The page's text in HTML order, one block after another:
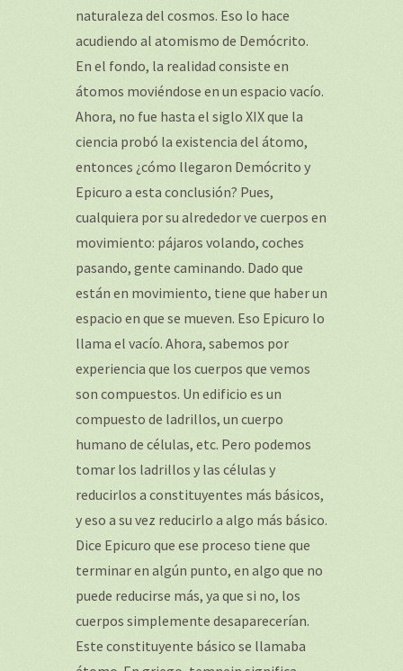
naturaleza del cosmos. Eso lo hace
acudiendo al atomismo de Demócrito.
En el fondo, la realidad consiste en
átomos moviéndose en un espacio vacío.
Ahora, no fue hasta el siglo XIX que la
ciencia probó la existencia del átomo,
entonces ¿cómo llegaron Demócrito y
Epicuro a esta conclusión? Pues,
cualquiera por su alrededor ve cuerpos en
movimiento: pájaros volando, coches
pasando, gente caminando. Dado que
están en movimiento, tiene que haber un
espacio en que se mueven. Eso Epicuro lo
llama el vacío. Ahora, sabemos por
experiencia que los cuerpos que vemos
son compuestos. Un edificio es un
compuesto de ladrillos, un cuerpo
humano de células, etc. Pero podemos
tomar los ladrillos y las células y
reducirlos a constituyentes más básicos,
y eso a su vez reducirlo a algo más básico.
Dice Epicuro que ese proceso tiene que
terminar en algún punto, en algo que no
puede reducirse más, ya que si no, los
cuerpos simplemente desaparecerían.
Este constituyente básico se llamaba